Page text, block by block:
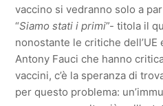
vaccino si vedranno solo a
“Siamo stati i primi”- titola il
nonostante le critiche
Antony Fauci che hanno
vaccini, c’è la speranza di
per questo problema: